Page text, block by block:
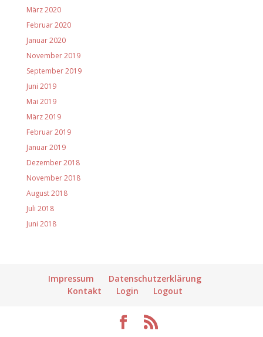
März 2020
Februar 2020
Januar 2020
November 2019
September 2019
Juni 2019
Mai 2019
März 2019
Februar 2019
Januar 2019
Dezember 2018
November 2018
August 2018
Juli 2018
Juni 2018
Impressum
Datenschutzerklärung
Kontakt
Login Logout